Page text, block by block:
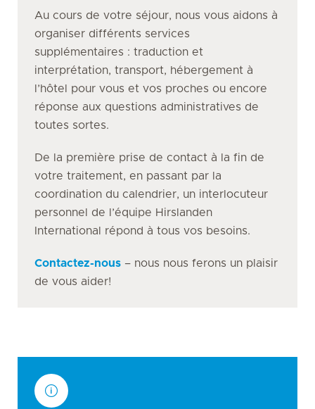
Au cours de votre séjour, nous vous aidons à
organiser différents services
supplémentaires : traduction et
interprétation, transport, hébergement à
l’hôtel pour vous et vos proches ou encore
réponse aux questions administratives de
toutes sortes.
De la première prise de contact à la fin de
votre traitement, en passant par la
coordination du calendrier, un interlocuteur
personnel de l’équipe Hirslanden
International répond à tous vos besoins.
Contactez-nous – nous nous ferons un plaisir
de vous aider!